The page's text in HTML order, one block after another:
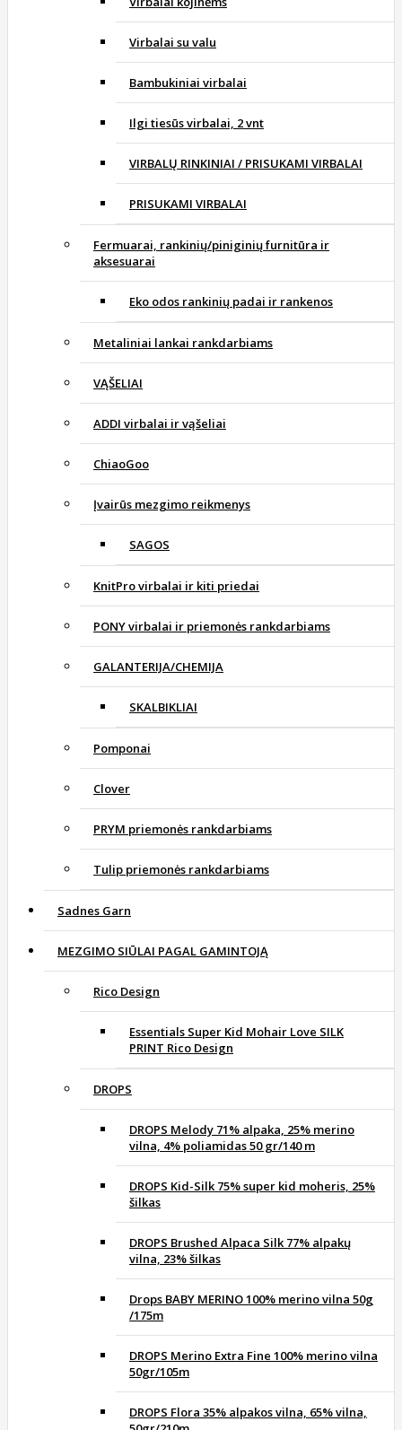
Virbalai su valu
Bambukiniai virbalai
Ilgi tiesūs virbalai, 2 vnt
VIRBALŲ RINKINIAI / PRISUKAMI VIRBALAI
PRISUKAMI VIRBALAI
Fermuarai, rankinių/piniginių furnitūra ir
aksesuarai
Eko odos rankinių padai ir rankenos
Metaliniai lankai rankdarbiams
VĄŠELIAI
ADDI virbalai ir vąšeliai
ChiaoGoo
Įvairūs mezgimo reikmenys
SAGOS
KnitPro virbalai ir kiti priedai
PONY virbalai ir priemonės rankdarbiams
GALANTERIJA/CHEMIJA
SKALBIKLIAI
Pomponai
Clover
PRYM priemonės rankdarbiams
Tulip priemonės rankdarbiams
Sadnes Garn
MEZGIMO SIŪLAI PAGAL GAMINTOJĄ
Rico Design
Essentials Super Kid Mohair Love SILK
PRINT Rico Design
DROPS
DROPS Melody 71% alpaka, 25% merino
vilna, 4% poliamidas 50 gr/140 m
DROPS Kid-Silk 75% super kid moheris, 25%
šilkas
DROPS Brushed Alpaca Silk 77% alpakų
vilna, 23% šilkas
Drops BABY MERINO 100% merino vilna 50g
/175m
DROPS Merino Extra Fine 100% merino vilna
50gr/105m
DROPS Flora 35% alpakos vilna, 65% vilna,